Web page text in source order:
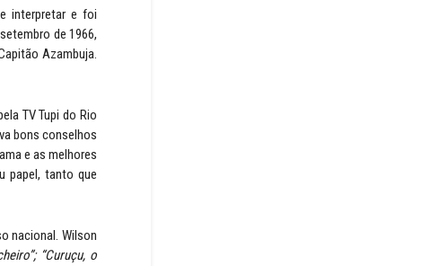
interpretar e foi
de 1966,
Azambuja.
TV Tupi do Rio
bons conselhos
e as melhores
papel, tanto que
nacional. Wilson
“Curuçu, o